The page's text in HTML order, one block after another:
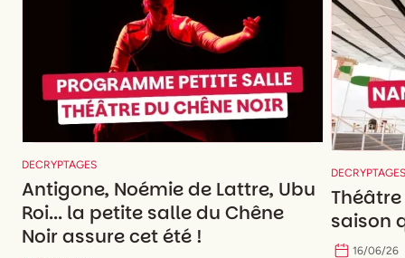
DECRYPTAGES
Antigone, Noémie de Lattre, Ubu
Roi... la petite salle du Chêne
Noir assure cet été !
saison
16/06/26